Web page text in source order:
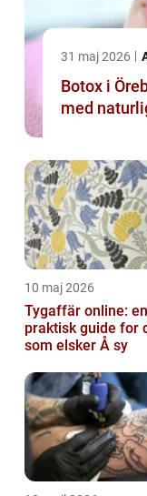
31 maj 2026
Botox i
med
10 maj 2026
Tygaffär online: en
praktisk guide for
som elsker Å sy